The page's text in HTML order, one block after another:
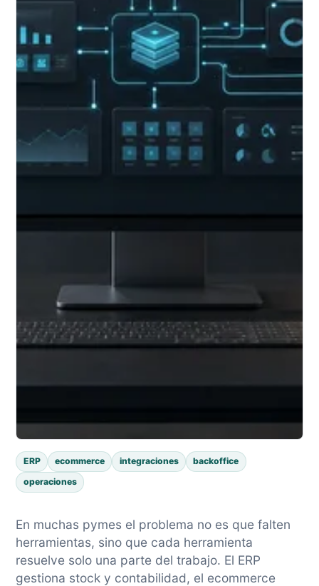
ERP ecommerce integraciones
backoffice
operaciones
En muchas pymes el problema no es que falten
herramientas, sino que cada herramienta
resuelve solo una parte del trabajo. El ERP
gestiona stock y contabilidad, el ecommerce